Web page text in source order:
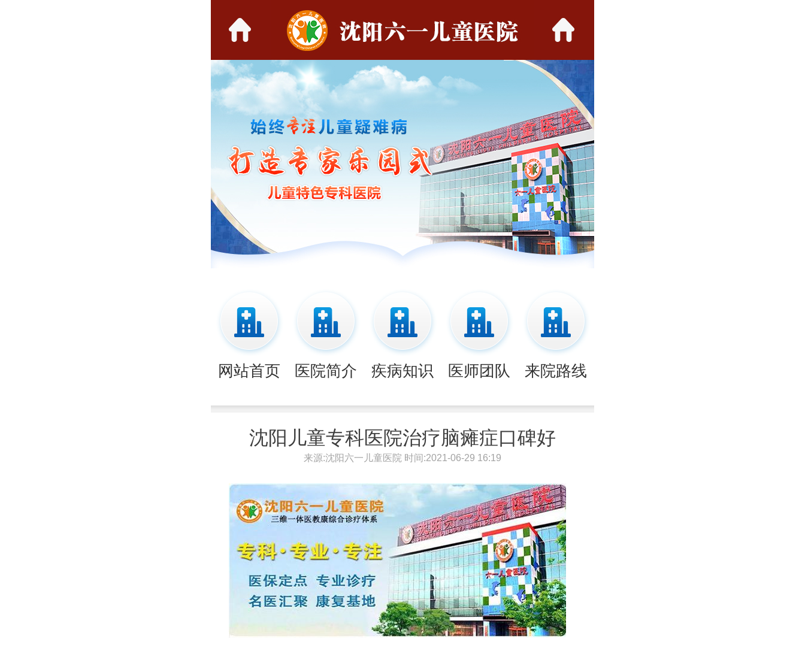
网站首页 医院简介 疾病知识 医师团队 来院路线
沈阳儿童专科医院治疗脑瘫症口碑好
来源:沈阳六一儿童医院 时间:2021-06-29 16:19